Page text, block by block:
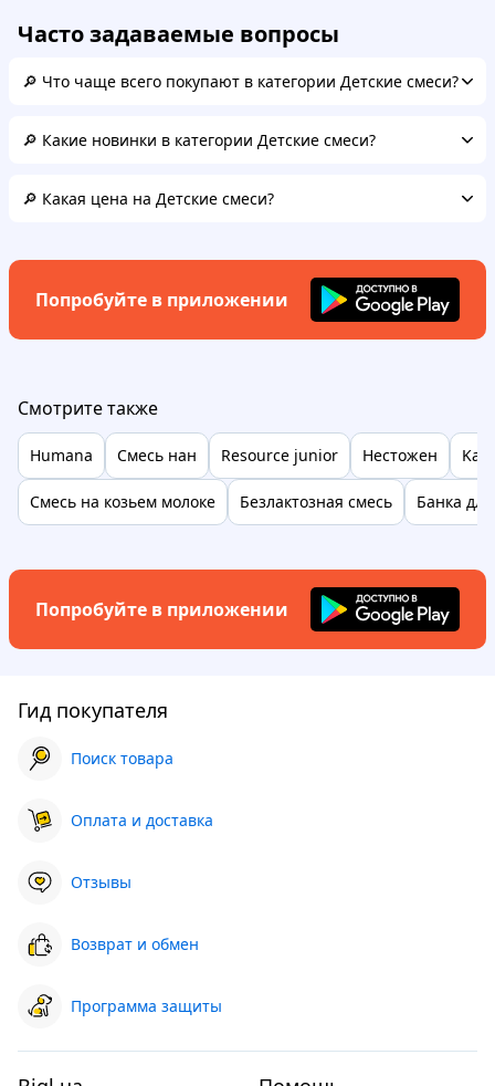
Часто задаваемые вопросы
🔎 Что чаще всего покупают в категории Детские смеси?
🔎 Какие новинки в категории Детские смеси?
🔎 Какая цена на Детские смеси?
Попробуйте в приложении
Смотрите также
Humana Смесь нан Resource junior Нестожен
Смесь на козьем молоке Безлактозная смесь Банка
Попробуйте в приложении
Гид покупателя
Поиск товара
Оплата и доставка
Отзывы
Возврат и обмен
Программа защиты